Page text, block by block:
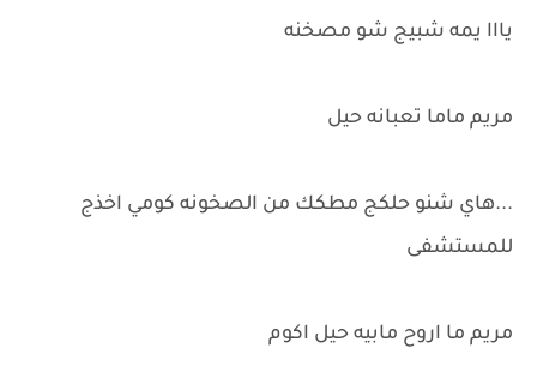
يااا يمه شبيج شو مصخنه
مريم ماما تعبانه حيل
...هاي شنو حلكج مطكك من الصخونه كومي اخذج
للمستشفى
مريم ما اروح مابيه حيل اكوم